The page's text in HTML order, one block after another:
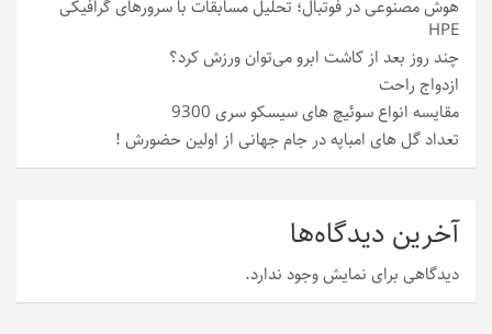
هوش مصنوعی در فوتبال؛ تحلیل مسابقات با سرورهای گرافیکی
HPE
چند روز بعد از کاشت ابرو می‌توان ورزش کرد؟
ازدواج راحت
مقایسه انواع سوئیچ های سیسکو سری 9300
تعداد گل های امباپه در جام جهانی از اولین حضورش !
آخرین دیدگاه‌ها
دیدگاهی برای نمایش وجود ندارد.